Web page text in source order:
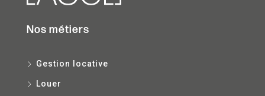
Nos métiers
Gestion locative
Louer